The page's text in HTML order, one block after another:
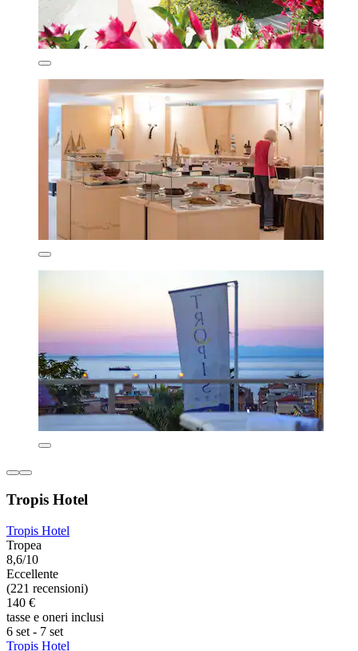
Tropis Hotel
Tropis Hotel
Tropea
8,6/10
Eccellente
(221 recensioni)
140 €
tasse e oneri inclusi
6 set - 7 set
Tropis Hotel